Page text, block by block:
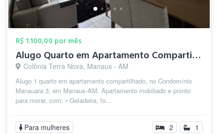
R$ 1.100,00 por mês
Alugo Quarto em Apartamento Compartilhad...
Colônia Terra Nova, Manaus - AM
Alugo 1 quarto em apartamento compartilhado, no Condomínio
Manauara 3, em Manaus-AM. Apartamento mobiliado e pronto
para morar, com: • Geladeira, fo...
Para mulheres 2 1